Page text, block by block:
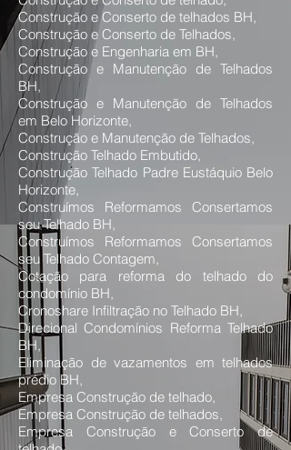
Construção e Conserto de telhados BH,
Construção e Conserto de Telhados,
Construção e Engenharia em BH,
Construção e Manutenção de Telhados
BH,
Construção e Manutenção de Telhados
em Belo Horizonte,
Construção e Manutenção de Telhados,
Construção Telhado Embutido,
Construção Telhado Padre Eustáquio Belo
Horizonte,
Construímos Reformamos Consertamos
seu Telhado BH,
Construímos Reformamos Consertamos
seu Telhado Contagem,
Cotação para reforma do telhado do
condomínio BH,
Cronoshare Infiltração no Telhado BH,
Direcional Condomínios Reforma Telhado
BH,
Eliminação de vazamentos em telhados
prédio BH,
Empresa Construção de telhado,
Empresa Construção de telhados,
Empresa Construção e Conserto de